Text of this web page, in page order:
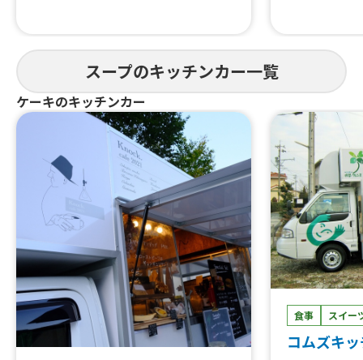
ヒー、アイ
ス、パッシ
カ・コーラ、
スープのキッチンカー一覧
ケーキのキッチンカー
食事 スイー
コムズキ